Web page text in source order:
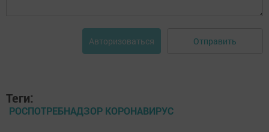
Авторизоваться Отправить
Теги:
РОСПОТРЕБНАДЗОР КОРОНАВИРУС